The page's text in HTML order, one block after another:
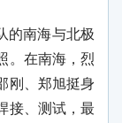
的南海与北极
。在南海，烈
刚、郑旭挺身
接、测试，最